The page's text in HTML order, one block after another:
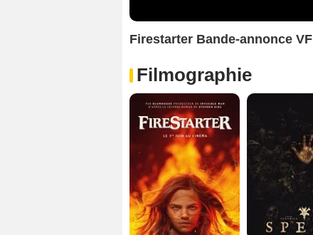
Firestarter Bande-annonce VF
Filmographie